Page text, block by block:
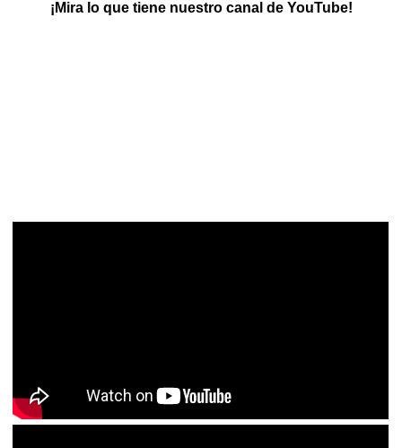
¡Mira lo que tiene nuestro canal de YouTube!